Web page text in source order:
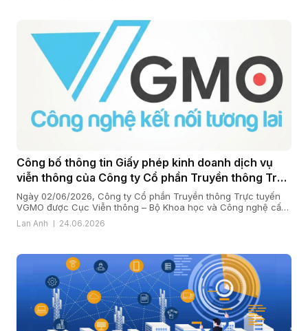
Công bố thông tin Giấy phép kinh doanh dịch vụ
viễn thông của Công ty Cổ phần Truyền thông Trực
tuyến VGMO
Ngày 02/06/2026, Công ty Cổ phần Truyền thông Trực tuyến
VGMO được Cục Viễn thông – Bộ Khoa học và Công nghệ cấp
Giấy phép kinh doanh dịch vụ viễn thông số 180/GP-CVT. Thực
hiện quy định tại khoản 6 Điều 35 Nghị định số 163/2024/NĐ-
Lan Anh 24.06.2026